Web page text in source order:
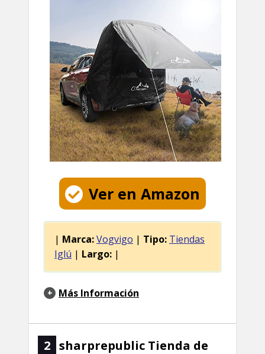
Ver en Amazon
| Marca:Vogvigo | Tipo: Tiendas
Iglú | Largo: |
Más Información
2 sharprepublic Tienda de